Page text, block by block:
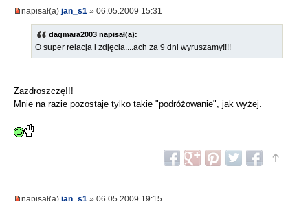
napisał(a) jan_s1 » 06.05.2009 15:31
dagmara2003 napisał(a):
O super relacja i zdjęcia....ach za 9 dni wyruszamy!!!!
Zazdroszczę!!!
Mnie na razie pozostaje tylko takie "podróżowanie", jak wyżej.
napisał(a) jan_s1 » 06.05.2009 19:15